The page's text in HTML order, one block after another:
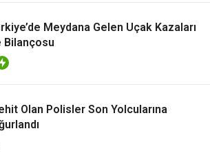
Meydana Gelen Uçak Kazaları
Bilançosu
Olan Polisler Son Yolcularına